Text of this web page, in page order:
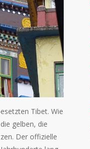
Tibet. Wie
gelben, die
Der offizielle